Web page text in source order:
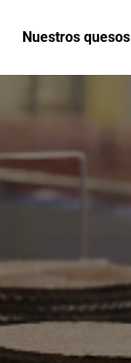
Nuestros quesos